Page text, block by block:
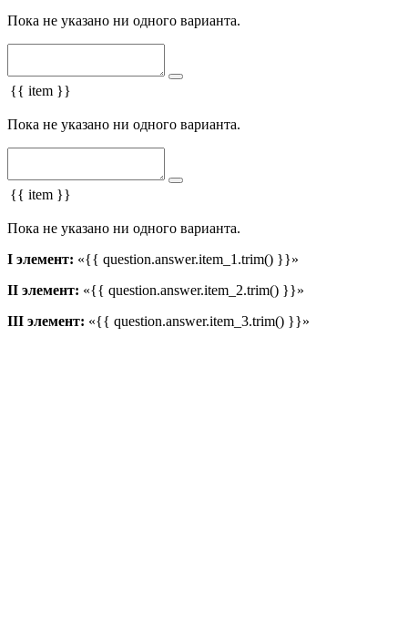
Пока не указано ни одного варианта.
{{ item }}
Пока не указано ни одного варианта.
{{ item }}
Пока не указано ни одного варианта.
I элемент: «{{ question.answer.item_1.trim() }}»
II элемент: «{{ question.answer.item_2.trim() }}»
III элемент: «{{ question.answer.item_3.trim() }}»